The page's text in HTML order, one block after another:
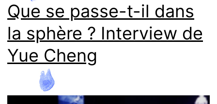
Engasser
Que se passe-t-il dans
la sphère ? Interview de
Yue Cheng